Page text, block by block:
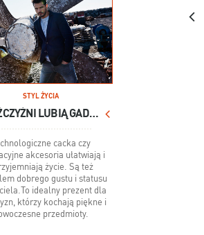
STYL ŻYCIA
MEŻCZYŹNI LUBIĄ GADŻETY
cacka czy
akcesoria ułatwiają i
życie. Są też
dobrego gustu i statusu
idealny prezent dla
którzy kochają piękne i
przedmioty.